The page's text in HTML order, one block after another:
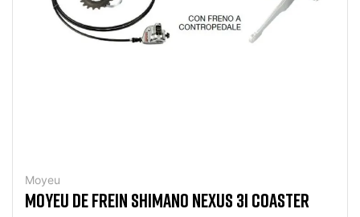
Moyeu
MOYEU DE FREIN SHIMANO NEXUS 3I COASTER